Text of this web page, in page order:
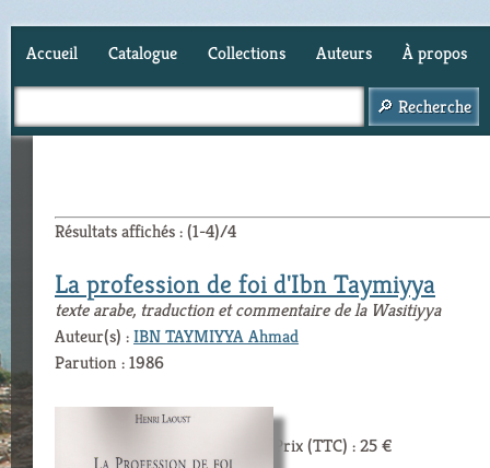
Accueil Catalogue Collections Auteurs À propos
Résultats affichés : (1-4)/4
La profession de foi d'Ibn Taymiyya
texte arabe, traduction et commentaire de la Wasitiyya
Auteur(s) :IBN TAYMIYYA Ahmad
Parution : 1986
Prix (TTC) : 25 €